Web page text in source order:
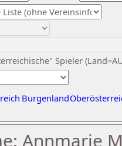
Spieler
Burgenland
Annmarie